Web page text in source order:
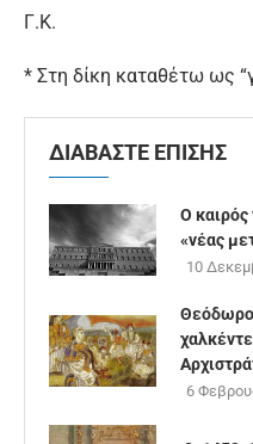
Γ.Κ.
* Στη δίκη καταθέτω ως
ΔΙΑΒΑΣΤΕ ΕΠΙΣΗΣ
Ο καιρός
«νέας
10
6